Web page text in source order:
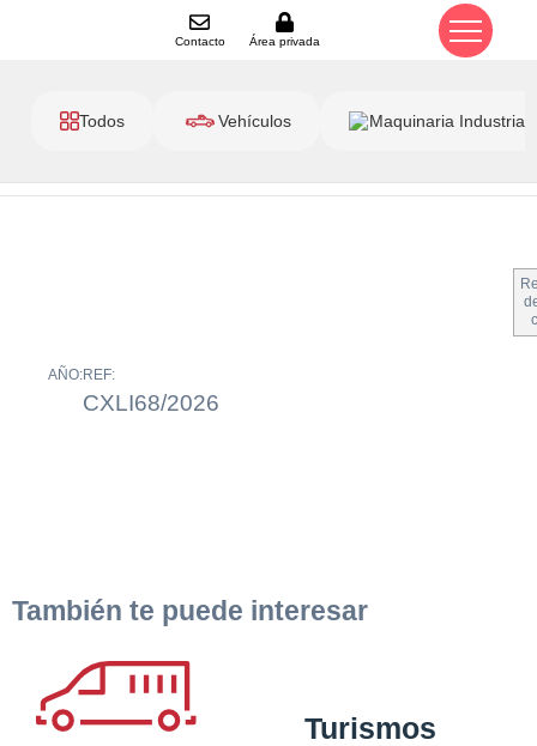
Contacto Área privada
Todos Vehículos Maquinaria Industrial
AÑO:REF:
CXLI68/2026
También te puede interesar
Turismos